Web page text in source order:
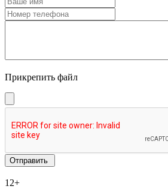
Прикрепить файл
12+